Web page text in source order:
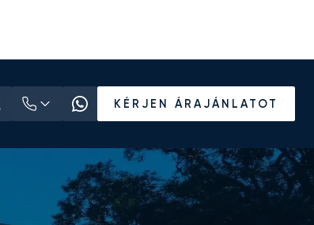
KÉRJEN ÁRAJÁNLATOT